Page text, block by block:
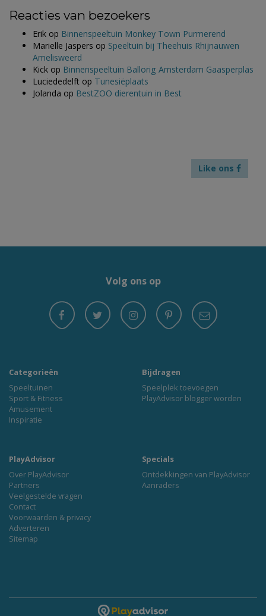
Reacties van bezoekers
Erik op Binnenspeeltuin Monkey Town Purmerend
Marielle Jaspers op Speeltuin bij Theehuis Rhijnauwen
Amelisweerd
Kick op Binnenspeeltuin Ballorig Amsterdam Gaasperplas
Luciededelft op Tunesiëplaats
Jolanda op BestZOO dierentuin in Best
Like ons
Volg ons op
Categorieën
Speeltuinen
Sport & Fitness
Amusement
Inspiratie
Bijdragen
Speelplek toevoegen
PlayAdvisor blogger worden
PlayAdvisor
Over PlayAdvisor
Partners
Veelgestelde vragen
Contact
Voorwaarden & privacy
Adverteren
Sitemap
Specials
Ontdekkingen van PlayAdvisor
Aanraders